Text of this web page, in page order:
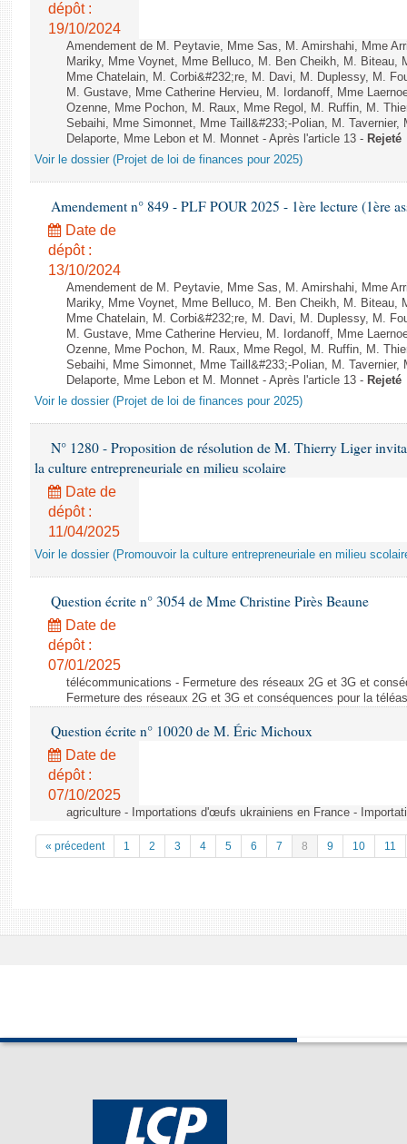
dépôt :
19/10/2024
Amendement de M. Peytavie, Mme Sas, M. Amirshahi, Mme
Mariky, Mme Voynet, Mme Belluco, M. Ben Cheikh, M. Biteau,
Mme Chatelain, M. Corbi&#232;re, M. Davi, M. Duplessy, M.
M. Gustave, Mme Catherine Hervieu, M. Iordanoff, Mme
Ozenne, Mme Pochon, M. Raux, Mme Regol, M. Ruffin, M.
Sebaihi, Mme Simonnet, Mme Taill&#233;-Polian, M. Tavernier,
Delaporte, Mme Lebon et M. Monnet - Après l'article 13 - Rejeté
Voir le dossier (Projet de loi de finances pour 2025)
Amendement n° 849 - PLF POUR 2025 - 1ère lecture (1ère
Date de
dépôt :
13/10/2024
Amendement de M. Peytavie, Mme Sas, M. Amirshahi, Mme
Mariky, Mme Voynet, Mme Belluco, M. Ben Cheikh, M. Biteau,
Mme Chatelain, M. Corbi&#232;re, M. Davi, M. Duplessy, M.
M. Gustave, Mme Catherine Hervieu, M. Iordanoff, Mme
Ozenne, Mme Pochon, M. Raux, Mme Regol, M. Ruffin, M.
Sebaihi, Mme Simonnet, Mme Taill&#233;-Polian, M. Tavernier,
Delaporte, Mme Lebon et M. Monnet - Après l'article 13 - Rejeté
Voir le dossier (Projet de loi de finances pour 2025)
N° 1280 - Proposition de résolution de M. Thierry Liger
la culture entrepreneuriale en milieu scolaire
Date de
dépôt :
11/04/2025
Voir le dossier (Promouvoir la culture entrepreneuriale en milieu
Question écrite n° 3054 de Mme Christine Pirès Beaune
Date de
dépôt :
07/01/2025
télécommunications - Fermeture des réseaux 2G et 3G et
Fermeture des réseaux 2G et 3G et conséquences pour la
Question écrite n° 10020 de M. Éric Michoux
Date de
dépôt :
07/10/2025
agriculture - Importations d'œufs ukrainiens en France -
« précedent 1 2 3 4 5 6 7 8 9 10 11